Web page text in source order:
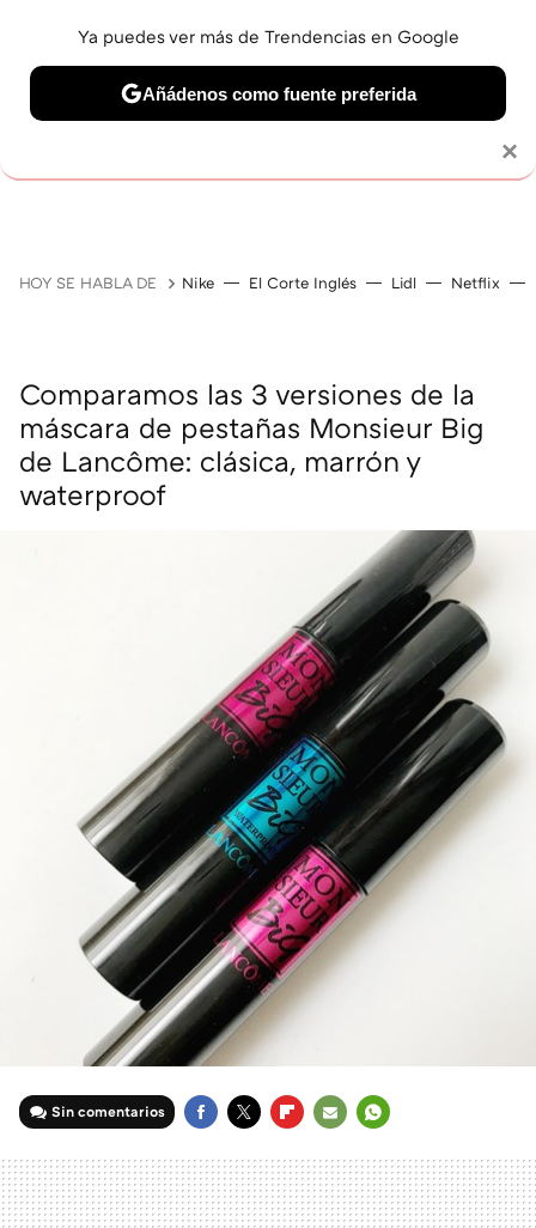
HOY SE HABLA DE Nike El Corte Inglés Lidl Netflix
Comparamos las 3 versiones de la
máscara de pestañas Monsieur Big
de Lancôme: clásica, marrón y
waterproof
Sin comentarios
MAIL
×
Ya puedes ver más de Trendencias en Google
Añádenos como fuente preferida